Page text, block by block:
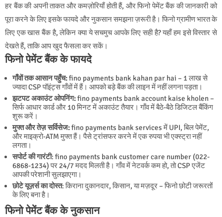
हर बैंक की अपनी ताकत और कमज़ोरियाँ होती हैं, और फिनो पेमेंट बैंक की जानकारी को
पूरा करने के लिए इसके फायदे और नुकसान समझना ज़रूरी है। फिनो ग्रामीण भारत के
लिए एक खास बैंक है, लेकिन क्या ये सचमुच आपके लिए सही है? यहाँ हम इसे विस्तार से
देखते हैं, ताकि आप खुद फैसला कर सकें।
फिनो पेमेंट बैंक के फायदे
गाँवों तक आसान पहुँच:fino payments bank kahan par hai – 1 लाख से
ज्यादा CSP पॉइंट्स गाँवों में हैं। आपको बड़े बैंक की लाइन में नहीं लगना पड़ता।
झटपट अकाउंट ओपनिंग:fino payments bank account kaise kholen –
सिर्फ आधार कार्ड और 10 मिनट में अकाउंट तैयार। गाँव में बैठे-बैठे डिजिटल बैंकिंग
शुरू करें।
मुफ्त और तेज़ सर्विसेज:fino payments bank services में UPI, बिल पेमेंट,
और माइक्रो-ATM मुफ्त हैं। पैसे ट्रांसफर करने में एक रुपया भी एक्स्ट्रा नहीं
लगता।
सपोर्ट की गारंटी: fino payments bank customer care number (022-
6868-1234) पर 24/7 मदद मिलती है। गाँव में नेटवर्क कम हो, तो CSP एजेंट
आपकी परेशानी सुलझाएगा।
छोटे यूज़र्स का दोस्त: किराना दुकानदार, किसान, या मज़दूर – फिनो छोटी जरूरतों
के लिए बना है।
फिनो पेमेंट बैंक के नुकसान